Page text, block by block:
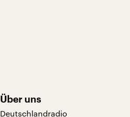
Über uns
Deutschlandradio